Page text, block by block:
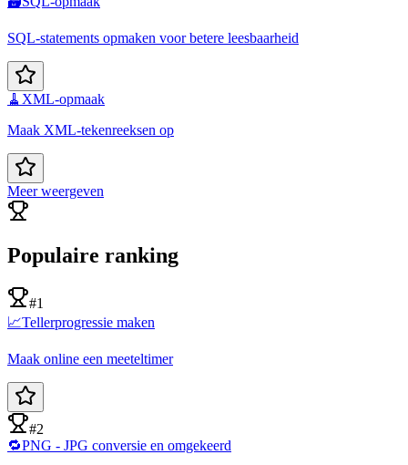
SQL-statements opmaken voor betere leesbaarheid
🧹 XML-opmaak
Maak XML-tekenreeksen op
Meer weergeven
Populaire ranking
#1
📈Tellerprogressie maken
Maak online een meeteltimer
#2
🔁PNG - JPG conversie en omgekeerd